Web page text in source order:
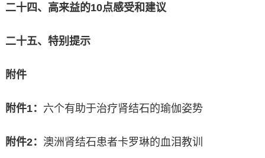
二十四、高来益的10点感受和建议
二十五、特别提示
附件
附件1： 六个有助于治疗肾结石的瑜伽姿势
附件2： 澳洲肾结石患者卡罗琳的血泪教训